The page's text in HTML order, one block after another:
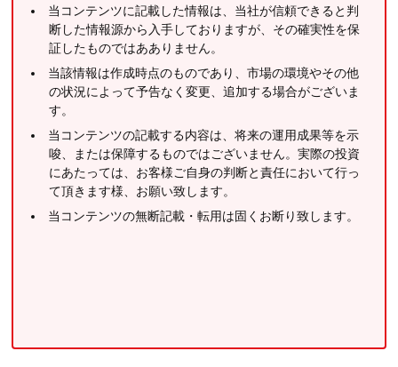
当コンテンツに記載した情報は、当社が信頼できると判
断した情報源から入手しておりますが、その確実性を保
証したものではあありません。
当該情報は作成時点のものであり、市場の環境やその他
の状況によって予告なく変更、追加する場合がございま
す。
当コンテンツの記載する内容は、将来の運用成果等を示
唆、または保障するものではございません。実際の投資
にあたっては、お客様ご自身の判断と責任において行っ
て頂きます様、お願い致します。
当コンテンツの無断記載・転用は固くお断り致します。